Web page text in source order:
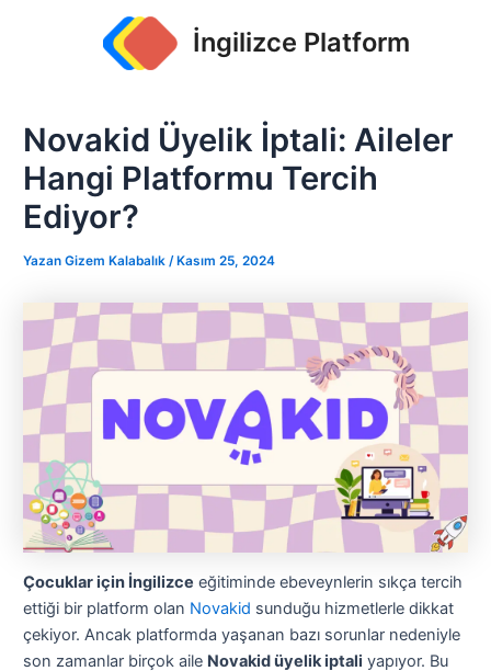
İngilizce Platform
Novakid Üyelik İptali: Aileler
Hangi Platformu Tercih
Ediyor?
Yazan Gizem Kalabalık/ Kasım 25, 2024
Çocuklar için İngilizce eğitiminde ebeveynlerin sıkça tercih
ettiği bir platform olan Novakid sunduğu hizmetlerle dikkat
çekiyor. Ancak platformda yaşanan bazı sorunlar nedeniyle
son zamanlar birçok aile Novakid üyelik iptali yapıyor. Bu